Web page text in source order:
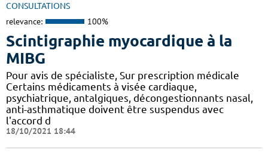
CONSULTATIONS
relevance: 100%
Scintigraphie myocardique à la
MIBG
Pour avis de spécialiste, Sur prescription médicale
Certains médicaments à visée cardiaque,
psychiatrique, antalgiques, décongestionnants nasal,
anti-asthmatique doivent être suspendus avec
l'accord d
18/10/2021 18:44